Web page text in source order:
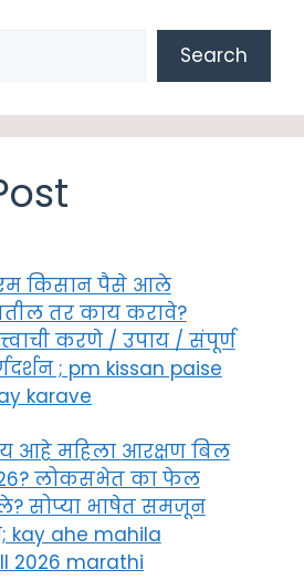
Search
किसान पैसे आले
तर काय करावे?
करणे / उपाय / संपूर्ण
; pm kissan paise
karave
आहे महिला आरक्षण बिल
लोकसभेत का फेल
सोप्या भाषेत समजून
kay ahe mahila
2026 marathi